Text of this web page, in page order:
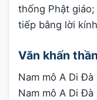
thống Phật
tiếp bằng lời
Văn khấn
Nam mô A Di Đà
Nam mô A Di Đà